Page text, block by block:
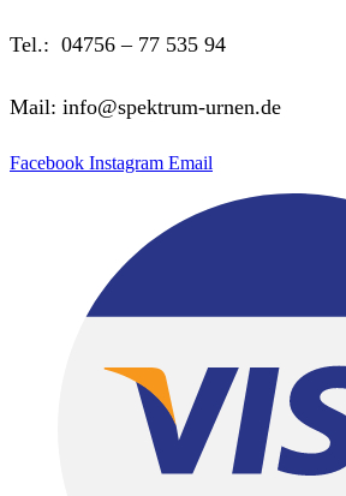
Tel.: 04756 – 77 535 94
Mail: info@spektrum-urnen.de
Facebook Instagram Email